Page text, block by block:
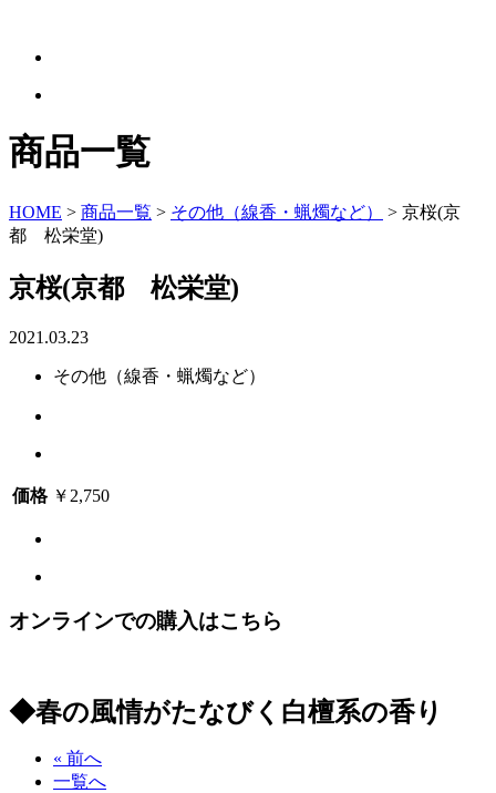
商品一覧
HOME > 商品一覧 > その他（線香・蝋燭など） > 京桜(京
都 松栄堂)
京桜(京都 松栄堂)
2021.03.23
その他（線香・蝋燭など）
価格 ￥2,750
オンラインでの購入はこちら
◆春の風情がたなびく白檀系の香り
« 前へ
一覧へ